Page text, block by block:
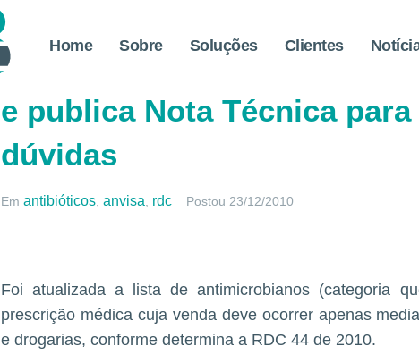
Home Sobre Soluções Clientes
Anvisa altera lista de
e publica Nota Técnica
dúvidas
Em antibióticos anvisa rdc Postou 23/12/2010
Foi atualizada a lista de antimicrobianos (categoria
prescrição médica cuja venda deve ocorrer apenas
e drogarias, conforme determina a RDC 44 de 2010.